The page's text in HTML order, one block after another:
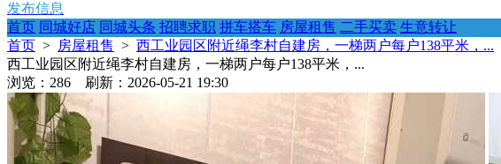
发布信息
首页 同城好店 同城头条 招聘求职 拼车搭车 房屋租售 二手买卖 生意转让
首页 > 房屋租售 > 西工业园区附近绳李村自建房，一梯两户每户138平米，...
西工业园区附近绳李村自建房，一梯两户每户138平米，...
浏览：286 刷新：2026-05-21 19:30